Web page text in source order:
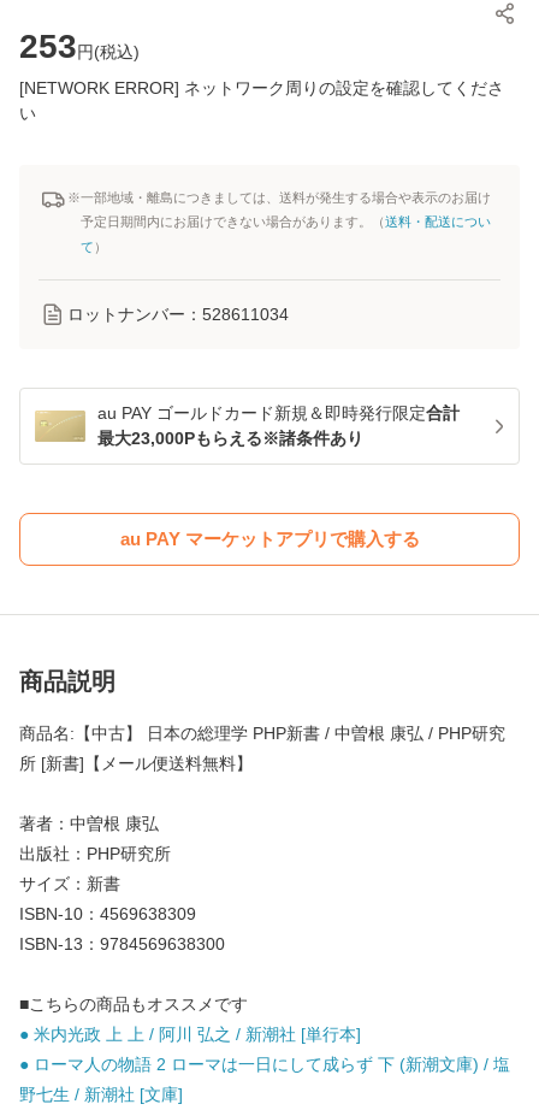
253円(税込)
[NETWORK ERROR] ネットワーク周りの設定を確認してくださ
い
※一部地域・離島につきましては、送料が発生する場合や表示のお届け
予定日期間内にお届けできない場合があります。（送料・配送につい
て ）
ロットナンバー： 528611034
au PAY ゴールドカード新規＆即時発行限定合計
最大23,000Pもらえる※諸条件あり
au PAY マーケットアプリで購入する
商品説明
商品名:【中古】 日本の総理学 PHP新書 / 中曽根 康弘 / PHP研究
所 [新書]【メール便送料無料】
著者：中曽根 康弘
出版社：PHP研究所
サイズ：新書
ISBN-10：4569638309
ISBN-13：9784569638300
■こちらの商品もオススメです
● 米内光政 上 上 / 阿川 弘之 / 新潮社 [単行本]
● ローマ人の物語 2 ローマは一日にして成らず 下 (新潮文庫) / 塩
野七生 / 新潮社 [文庫]